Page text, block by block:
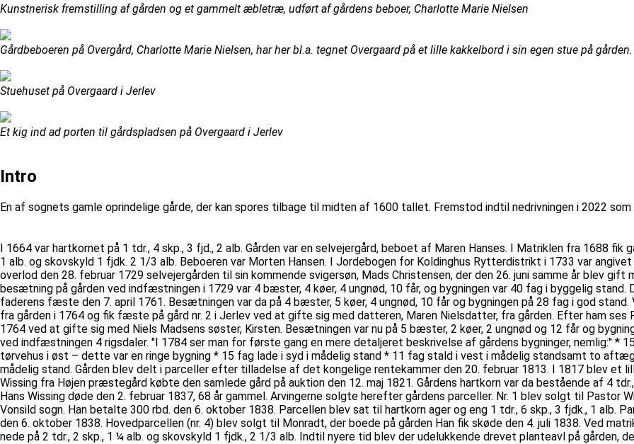
Kunstnerisk fremstilling af gården og et gammelt æbletræ, udført af gårdens beboer, Charlotte Marie Nielsen
Gårdbeboeren på Overgård, Charlotte Marie Nielsen, har her bl.a. tegnet Overgaard på et lille kakkelbord i sin egen stue på gården.
Stuehuset på Overgaard i Jerlev
Et kig ind ad porten til gårdspladsen på Overgaard i Jerlev
Intro
En af sognets gamle oprindelige gårde, der kan spores tilbage til midten af 1600 tallet. Fremstod indtil nedrivningen i 2022
I 1664 var hartkornet på 1 tdr., 4 skp., 3 fjd., 2 alb. Gården var en selvejergård, beboet af Maren Hanses. I Matriklen fra 1688 fik
1 alb. og skovskyld 1 fjdk. 2 1/3 alb. Beboeren var Morten Hansen. I Jordebogen for Koldinghus Rytterdistrikt i 1733 var
overlod den 28. februar 1729 selvejergården til sin kommende svigersøn, Mads Christensen, der den 26. juni samme år blev
besætning på gården ved indfæstningen i 1729 var 4 bæster, 4 køer, 4 ungnød, 10 får, og bygningen var 40 fag i byggelig
faderens fæste den 7. april 1761. Besætningen var da på 4 bæster, 5 køer, 4 ungnød, 10 får og bygningen på 28 fag i god
fra gården i 1764 og fik fæste på gård nr. 2 i Jerlev ved at gifte sig med datteren, Maren Nielsdatter, fra gården. Efter ham
1764 ved at gifte sig med Niels Madsens søster, Kirsten. Besætningen var nu på 5 bæster, 2 køer, 2 ungnød og 12 får og
ved indfæstningen 4 rigsdaler. ''I 1784 ser man for første gang en mere detaljeret beskrivelse af gårdens bygninger, nemlig:'' *
tørvehus i øst – dette var en ringe bygning * 15 fag lade i syd i mådelig stand * 11 fag stald i vest i mådelig standsamt to
mådelig stand. Gården blev delt i parceller efter tilladelse af det kongelige rentekammer den 20. februar 1813. I 1817 blev et
Wissing fra Højen præstegård købte den samlede gård på auktion den 12. maj 1821. Gårdens hartkorn var da bestående af 4
Hans Wissing døde den 2. februar 1837, 68 år gammel. Arvingerne solgte herefter gårdens parceller. Nr. 1 blev solgt til Pastor
Vonsild sogn. Han betalte 300 rbd. den 6. oktober 1838. Parcellen blev sat til hartkorn ager og eng 1 tdr., 6 skp., 3 fjdk., 1 alb.
den 6. oktober 1838. Hovedparcellen (nr. 4) blev solgt til Monradt, der boede på gården Han fik skøde den 4. juli 1838. Ved
nede på 2 tdr., 2 skp., 1 ¼ alb. og skovskyld 1 fjdk., 2 1/3 alb. Indtil nyere tid blev der udelukkende drevet planteavl på gården,